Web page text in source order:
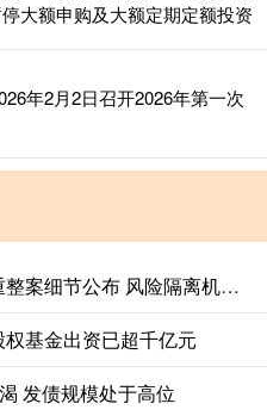
大额申购及大额定期定额投资
年2月2日召开2026年第一次
金富宝 全国首例险企破产重整案细节公布 风险隔离机制保障保单债权人权益
基金出资已超千亿元
发债规模处于高位